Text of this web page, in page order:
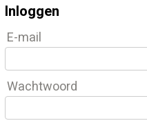
Inloggen
E-mail
Wachtwoord